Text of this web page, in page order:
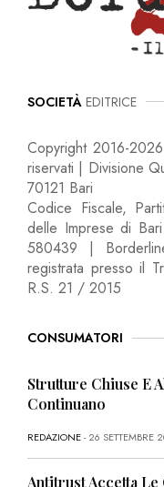
SOCIETÀ EDITRICE
Copyright 2016-
riservati | Divisione
70121 Bari
Codice Fiscale,
delle Imprese di
580439 |
registrata presso il
R.S. 21 / 2015
CONSUMATORI
Strutture Chiuse E
Continuano
REDAZIONE- 26 SETTEMBRE
Antitrust Accetta